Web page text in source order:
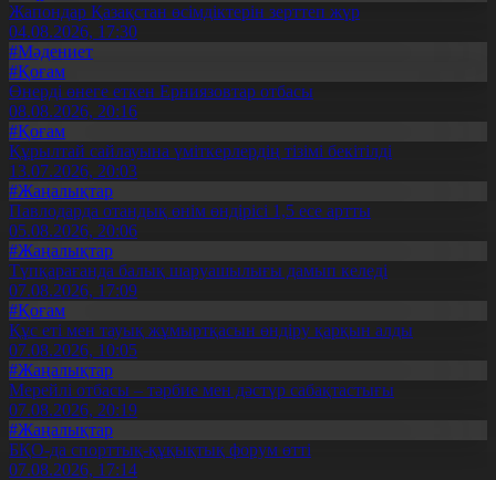
Жапондар Қазақстан өсімдіктерін зерттеп жүр
04.08.2026, 17:30
#Мәдениет
#Қоғам
Өнерді өнеге еткен Ерниязовтар отбасы
08.08.2026, 20:16
#Қоғам
Құрылтай сайлауына үміткерлердің тізімі бекітілді
13.07.2026, 20:03
#Жаңалықтар
Павлодарда отандық өнім өндірісі 1,5 есе артты
05.08.2026, 20:06
#Жаңалықтар
Түпқарағанда балық шаруашылығы дамып келеді
07.08.2026, 17:09
#Қоғам
Құс еті мен тауық жұмыртқасын өндіру қарқын алды
07.08.2026, 10:05
#Жаңалықтар
Мерейлі отбасы – тәрбие мен дәстүр сабақтастығы
07.08.2026, 20:19
#Жаңалықтар
БҚО-да спорттық-құқықтық форум өтті
07.08.2026, 17:14